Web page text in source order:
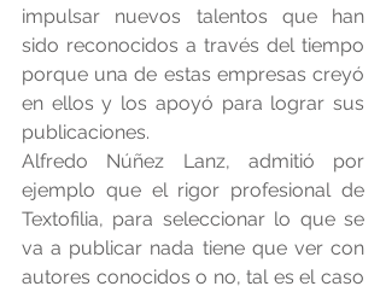
impulsar nuevos talentos que han
sido reconocidos a través del tiempo
porque una de estas empresas creyó
en ellos y los apoyó para lograr sus
publicaciones.
Alfredo Núñez Lanz, admitió por
ejemplo que el rigor profesional de
Textofilia, para seleccionar lo que se
va a publicar nada tiene que ver con
autores conocidos o no, tal es el caso